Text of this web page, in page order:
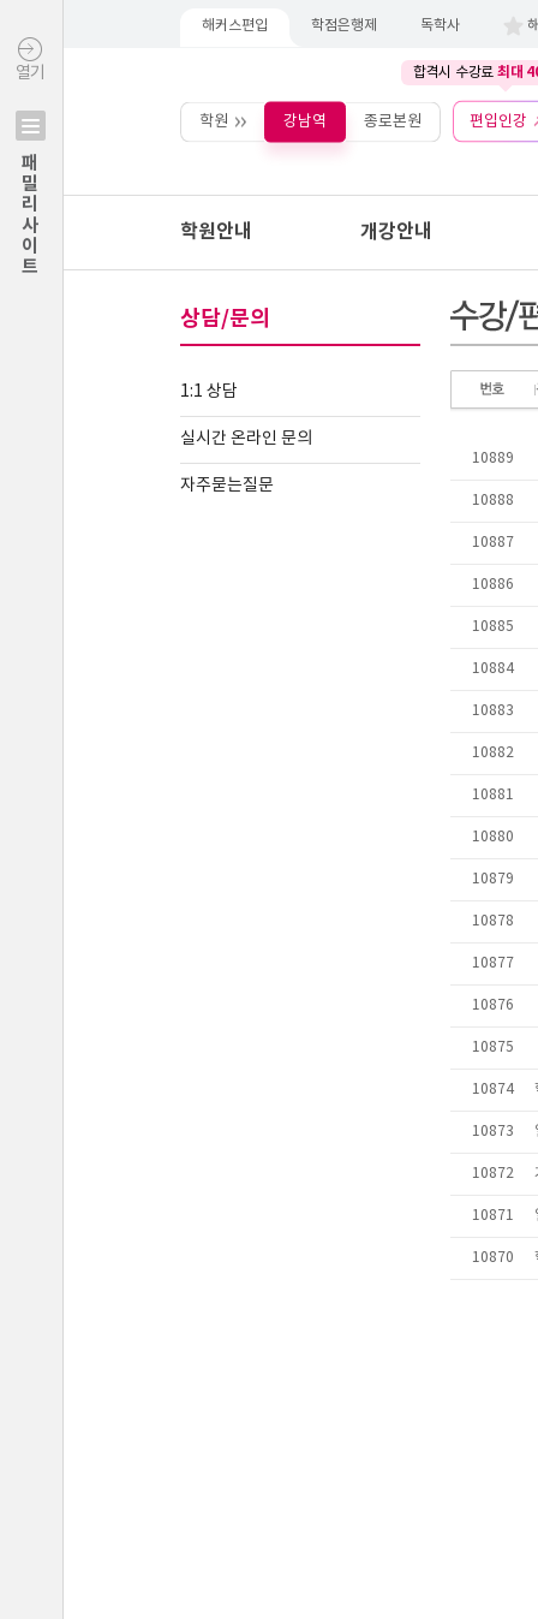
열기
패밀리사이트
해커스편입 학점은행제 독학사
합격시 수강료 최대
학원 강남역 종로본원 편입인강
학원안내 개강안내
상담/문의
1:1 상담
실시간 온라인 문의
자주묻는질문